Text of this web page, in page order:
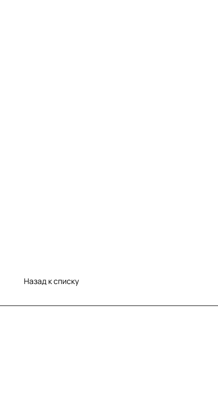
Назад к списку